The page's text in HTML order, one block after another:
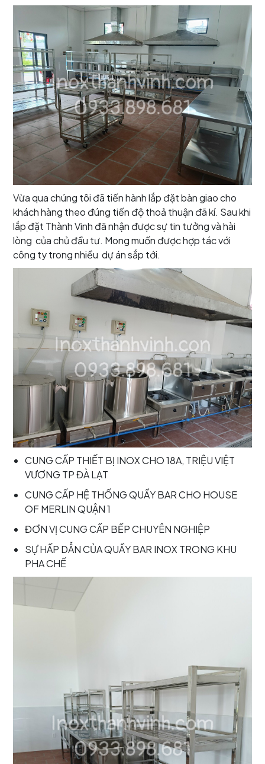
Vừa qua chúng tôi đã tiến hành lắp đặt bàn giao cho
khách hàng theo đúng tiến độ thoả thuận đã kí. Sau khi
lắp đặt Thành Vinh đã nhận được sự tin tưởng và hài
lòng của chủ đầu tư. Mong muốn được hợp tác với
công ty trong nhiều dự án sắp tới.
CUNG CẤP THIẾT BỊ INOX CHO 18A, TRIỆU VIỆT
VƯƠNG TP ĐÀ LẠT
CUNG CẤP HỆ THỐNG QUẦY BAR CHO HOUSE
OF MERLIN QUẬN 1
ĐƠN VỊ CUNG CẤP BẾP CHUYÊN NGHIỆP
SỰ HẤP DẪN CỦA QUẦY BAR INOX TRONG KHU
PHA CHẾ